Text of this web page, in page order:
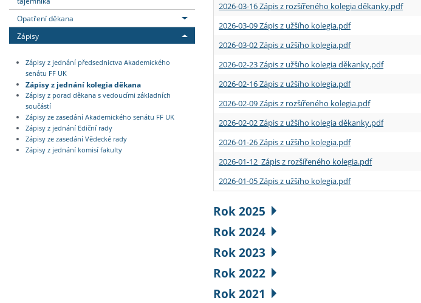
Opatření děkana
Zápisy
Zápisy z jednání předsednictva Akademického
senátu FF UK
Zápisy z jednání kolegia děkana
Zápisy z porad děkana s vedoucími základních
součástí
Zápisy ze zasedání Akademického senátu FF UK
Zápisy z jednání Ediční rady
Zápisy ze zasedání Vědecké rady
Zápisy z jednání komisí fakulty
2026-03-16 Zápis z rozšířeného kolegia děkanky.pdf
2026-03-09 Zápis z užšího kolegia.pdf
2026-03-02 Zápis z užšího kolegia.pdf
2026-02-23 Zápis z užšího kolegia děkanky.pdf
2026-02-16 Zápis z užšího kolegia.pdf
2026-02-09 Zápis z rozšířeného kolegia.pdf
2026-02-02 Zápis z užšího kolegia děkanky.pdf
2026-01-26 Zápis z užšího kolegia.pdf
2026-01-12 Zápis z rozšířeného kolegia.pdf
2026-01-05 Zápis z užšího kolegia.pdf
Rok 2025
Rok 2024
Rok 2023
Rok 2022
Rok 2021